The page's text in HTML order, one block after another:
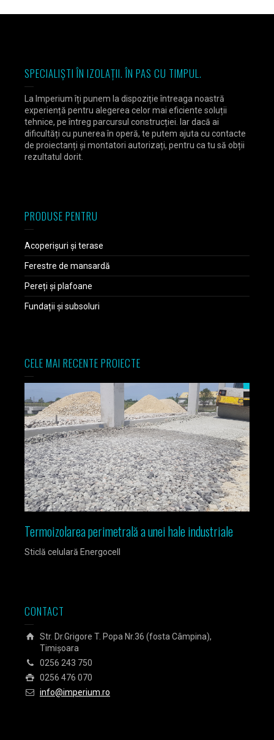
SPECIALIȘTI ÎN IZOLAȚII. ÎN PAS CU TIMPUL.
La Imperium îți punem la dispoziție întreaga noastră
experiență pentru alegerea celor mai eficiente soluții
tehnice, pe întreg parcursul construcției. Iar dacă ai
dificultăți cu punerea în operă, te putem ajuta cu contacte
de proiectanți și montatori autorizați, pentru ca tu să obții
rezultatul dorit.
PRODUSE PENTRU
Acoperișuri și terase
Ferestre de mansardă
Pereți și plafoane
Fundații și subsoluri
CELE MAI RECENTE PROIECTE
Termoizolarea perimetrală a unei hale industriale
Sticlă celulară Energocell
CONTACT
Str. Dr.Grigore T. Popa Nr.36 (fosta Câmpina),
Timișoara
0256 243 750
0256 476 070
info@imperium.ro